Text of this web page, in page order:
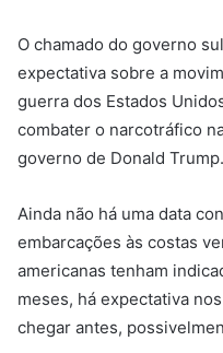
O chamado do governo
expectativa sobre a
guerra dos Estados
combater o narcotráfico
governo de Donald Trump.
Ainda não há uma data
embarcações às costas
americanas tenham
meses, há expectativa
chegar antes,